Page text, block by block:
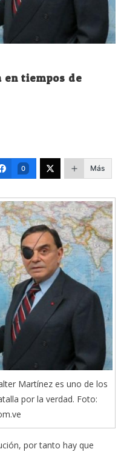
en tiempos de
0 Más
Martínez es uno de los
por la verdad. Foto:
por tanto hay que